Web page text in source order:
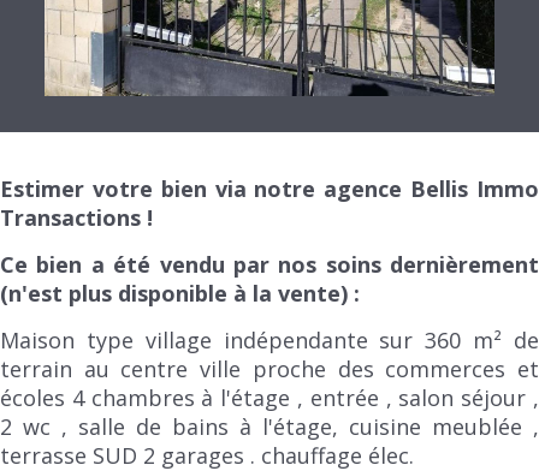
Estimer votre bien via notre agence Bellis Immo
Transactions !
Ce bien a été vendu par nos soins dernièrement
(n'est plus disponible à la vente) :
Maison type village indépendante sur 360 m² de
terrain au centre ville proche des commerces et
écoles 4 chambres à l'étage , entrée , salon séjour ,
2 wc , salle de bains à l'étage, cuisine meublée ,
terrasse SUD 2 garages . chauffage élec.